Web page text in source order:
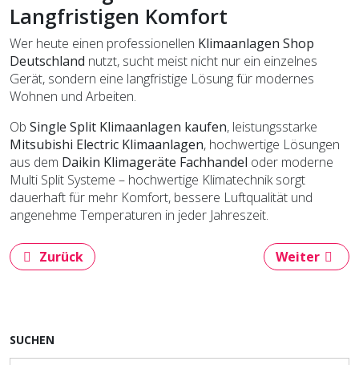
Langfristigen Komfort
Wer heute einen professionellen Klimaanlagen Shop
Deutschland nutzt, sucht meist nicht nur ein einzelnes
Gerät, sondern eine langfristige Lösung für modernes
Wohnen und Arbeiten.
Ob Single Split Klimaanlagen kaufen, leistungsstarke
Mitsubishi Electric Klimaanlagen, hochwertige Lösungen
aus dem Daikin Klimageräte Fachhandel oder moderne
Multi Split Systeme – hochwertige Klimatechnik sorgt
dauerhaft für mehr Komfort, bessere Luftqualität und
angenehme Temperaturen in jeder Jahreszeit.
Vorheriger Beitrag: Serponado: Mehr Reichweite,
Zurück Nächster
Weiter
SUCHEN